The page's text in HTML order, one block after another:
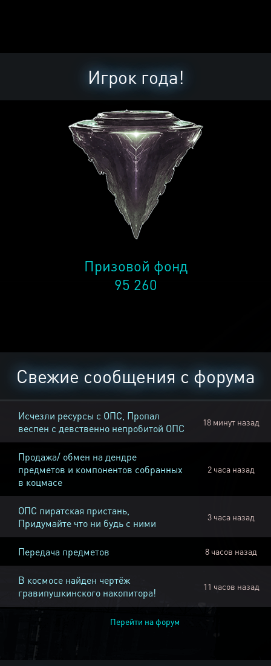
Игрок года!
Призовой фонд
95 260
Свежие сообщения с форума
Исчезли ресурсы с ОПС, Пропал
веспен с девственно непробитой ОПС
18 минут назад
Продажа/ обмен на дендре
предметов и компонентов собранных
в коцмасе
2 часа назад
ОПС пиратская пристань,
Придумайте что ни будь с ними
3 часа назад
Передача предметов 8 часов назад
В космосе найден чертёж
гравипушкинского накопитора!
11 часов назад
Перейти на форум